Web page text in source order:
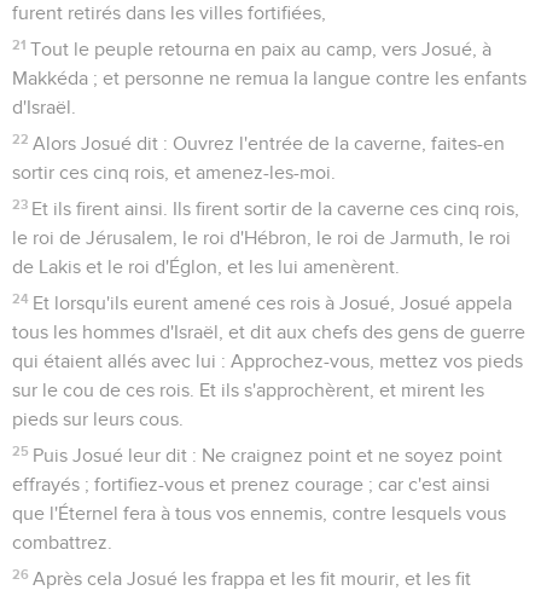
furent retirés dans les villes fortifiées,
21 Tout le peuple retourna en paix au camp, vers Josué, à
Makkéda ; et personne ne remua la langue contre les enfants
d'Israël.
22 Alors Josué dit : Ouvrez l'entrée de la caverne, faites-en
sortir ces cinq rois, et amenez-les-moi.
23 Et ils firent ainsi. Ils firent sortir de la caverne ces cinq rois,
le roi de Jérusalem, le roi d'Hébron, le roi de Jarmuth, le roi
de Lakis et le roi d'Églon, et les lui amenèrent.
24 Et lorsqu'ils eurent amené ces rois à Josué, Josué appela
tous les hommes d'Israël, et dit aux chefs des gens de guerre
qui étaient allés avec lui : Approchez-vous, mettez vos pieds
sur le cou de ces rois. Et ils s'approchèrent, et mirent les
pieds sur leurs cous.
25 Puis Josué leur dit : Ne craignez point et ne soyez point
effrayés ; fortifiez-vous et prenez courage ; car c'est ainsi
que l'Éternel fera à tous vos ennemis, contre lesquels vous
combattrez.
26 Après cela Josué les frappa et les fit mourir, et les fit